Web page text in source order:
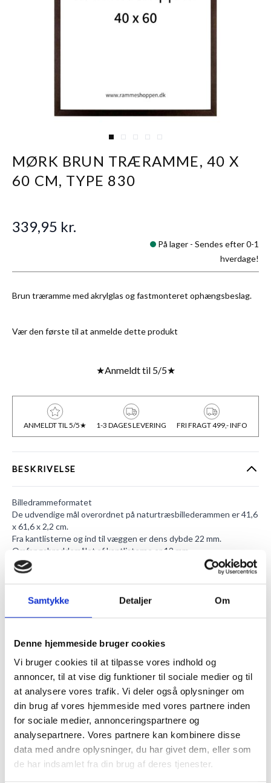
Samtykke Detaljer Om
Denne hjemmeside bruger cookies
Vi bruger cookies til at tilpasse vores indhold og
annoncer, til at vise dig funktioner til sociale medier og til
at analysere vores trafik. Vi deler også oplysninger om
din brug af vores hjemmeside med vores partnere inden
for sociale medier, annonceringspartnere og
analysepartnere. Vores partnere kan kombinere disse
data med andre oplysninger, du har givet dem, eller som
de har indsamlet fra din brug af deres tjenester.
View larger image
View larger image
View larger image
View larger image
View larger image
MØRK BRUN TRÆRAMME, 40 X
60 CM, TYPE 830
Brun træramme med akrylglas og fastmonteret ophængsbeslag.
Vær den første til at anmelde dette produkt
339,95 kr.
På lager - Sendes efter 0-1
hverdage!
★Anmeldt til 5/5★
ANMELDT TIL 5/5★ 1-3 DAGES LEVERING FRI FRAGT 499,- INFO
BESKRIVELSE
Billedrammeformatet
De udvendige mål overordnet på naturtræsbillederammen er 41,6
x 61,6 x 2,2 cm.
Fra kantlisterne og ind til væggen er dens dybde 22 mm.
Omfangsbreddemålet af kantlisterne er 12 mm.
"40 x 60 840-rammens konkrete vægt er 1140 g "
Glasset i front
Frontplastikglassets dybde er 1 mm.
Plexi er genbrugsvenligt glas, som er lavet af farveneutrale
skarphed.
UV-lyset, som falder på rammens flader, blokeres med 48%.
Vi har en smart løsning til træls støv o.lign., og det efterlader ikke
småfnuller m.fl; nemlig denne skånsomme og nemt anvendelige
mikrofiberklud . Et andet kløgtigt produkt er VuPlex-akrylrens.
Den kan opløse langt de fleste fedt- og tilsmudningspletter på
frontglasset og er generelt et godt produkt til plastikoverflader.
Ophæng
Rammen har fastmonteret ophængsbeslag, så den både kan
hænge vandret og lodret.